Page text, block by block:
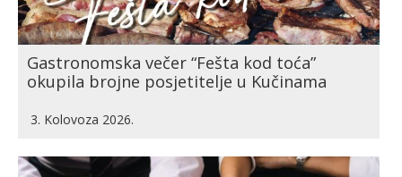
Gastronomska večer “Fešta kod toća”
okupila brojne posjetitelje u Kučinama
3. Kolovoza 2026.